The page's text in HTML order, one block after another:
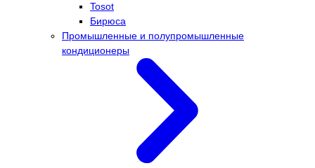
Tosot
Бирюса
Промышленные и полупромышленные
кондиционеры